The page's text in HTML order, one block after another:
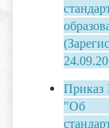
Приказ
"Об